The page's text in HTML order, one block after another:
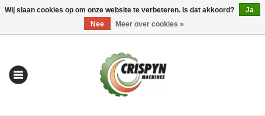
0 Artikelen - €0,00 Mijn account / Registreren
Wij slaan cookies op om onze website te verbeteren. Is dat akkoord?
Ja
Nee
Meer over cookies »